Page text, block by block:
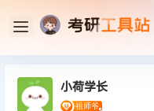
小荷学长